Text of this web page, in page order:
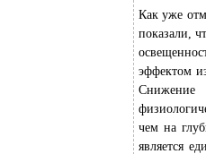
Как уже
показали,
эффектом
Снижение
чем на
является